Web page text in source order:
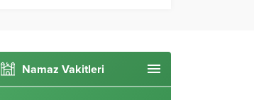
Namaz Vakitleri